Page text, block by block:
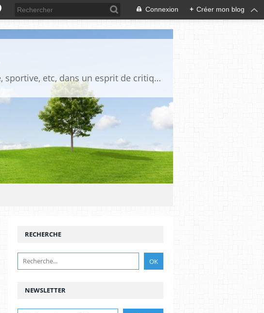
Connexion + Créer mon blog
Blog destiné à commenter l'actualité, politique, économique, culturelle, sportive, etc, dans un esprit de critique philosophique, d'esprit chrétien et français.La collaboration des lecteurs est souhaitée, de même que la courtoisie, et l'esprit de tolérance.
NEWSLETTER
RECHERCHE